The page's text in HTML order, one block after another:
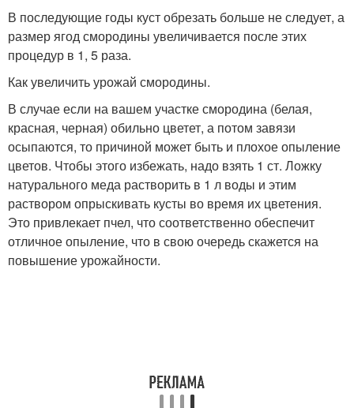
В последующие годы куст обрезать больше не следует, а
размер ягод смородины увеличивается после этих
процедур в 1, 5 раза.
Как увеличить урожай смородины.
В случае если на вашем участке смородина (белая,
красная, черная) обильно цветет, а потом завязи
осыпаются, то причиной может быть и плохое опыление
цветов. Чтобы этого избежать, надо взять 1 ст. Ложку
натурального меда растворить в 1 л воды и этим
раствором опрыскивать кусты во время их цветения.
Это привлекает пчел, что соответственно обеспечит
отличное опыление, что в свою очередь скажется на
повышение урожайности.